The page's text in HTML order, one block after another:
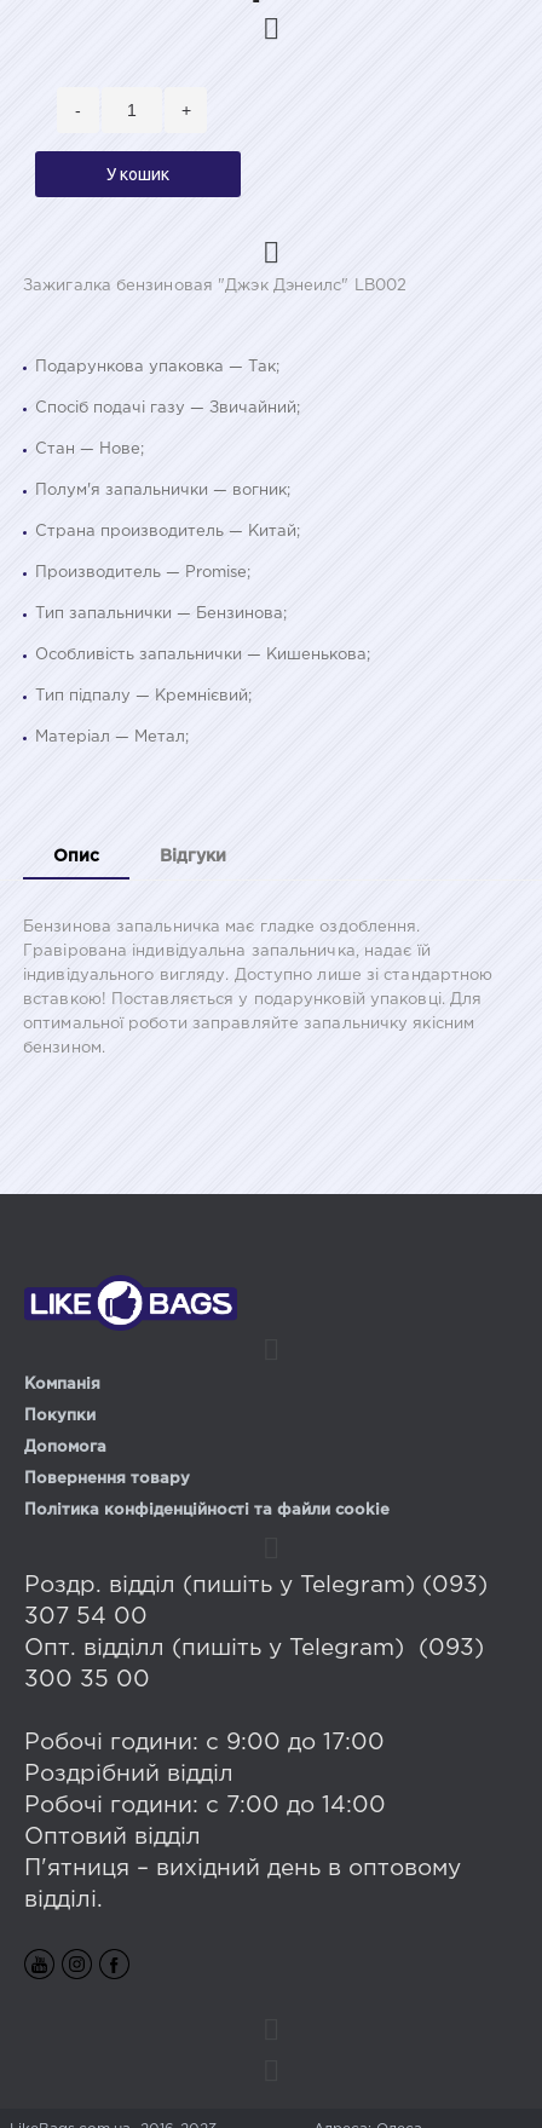
- +
У кошик
Зажигалка бензиновая "Джэк Дэнеилс" LB002
Подарункова упаковка — Так;
Спосіб подачі газу — Звичайний;
Стан — Нове;
Полум'я запальнички — вогник;
Страна производитель — Китай;
Производитель — Promise;
Тип запальнички — Бензинова;
Особливість запальнички — Кишенькова;
Тип підпалу — Кремнієвий;
Матеріал — Метал;
Опис Відгуки
Бензинова запальничка має гладке оздоблення.
Гравірована індивідуальна запальничка, надає їй
індивідуального вигляду. Доступно лише зі стандартною
вставкою! Поставляється у подарунковій упаковці. Для
оптимальної роботи заправляйте запальничку якісним
бензином.
Компанія
Покупки
Допомога
Повернення товару
Політика конфіденційності та файли cookie
Роздр. відділ (пишіть у Telegram) (093)
307 54 00
Опт. відділл (пишіть у Telegram) (093)
300 35 00
Робочі години: с 9:00 до 17:00
Роздрібний відділ
Робочі години: с 7:00 до 14:00
Оптовий відділ
П'ятниця – вихідний день в оптовому
відділі.